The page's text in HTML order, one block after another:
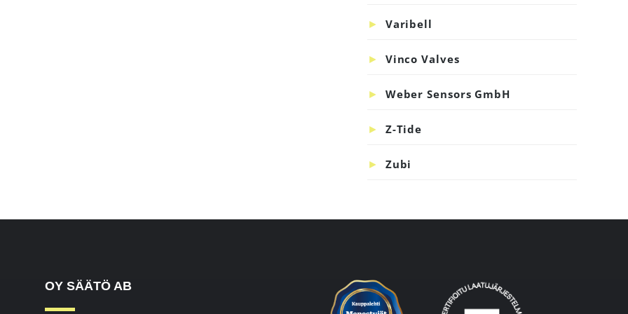
Varibell
Vinco Valves
Weber Sensors GmbH
Z-Tide
Zubi
OY SÄÄTÖ AB